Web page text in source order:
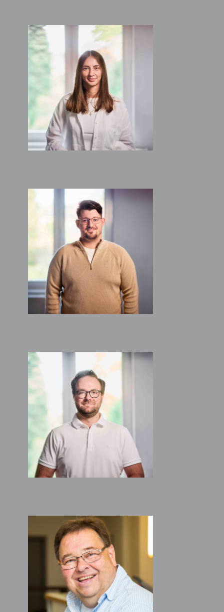
MELINA MÜCKE
Architektin
RENÉ HAAS
B.A. Architekt
MARC BÄCKER
studentischer
Mitarbeiter
ROLF PÜTTER
Bauleitung